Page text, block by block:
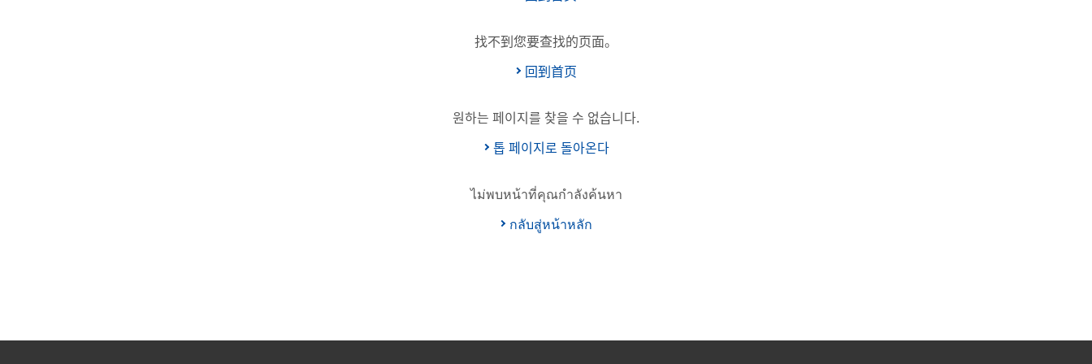
找不到您要查找的页面。
回到首页
원하는 페이지를 찾을 수 없습니다.
톱 페이지로 돌아온다
ไม่พบหน้าที่คุณกำลังค้นหา
กลับสู่หน้าหลัก